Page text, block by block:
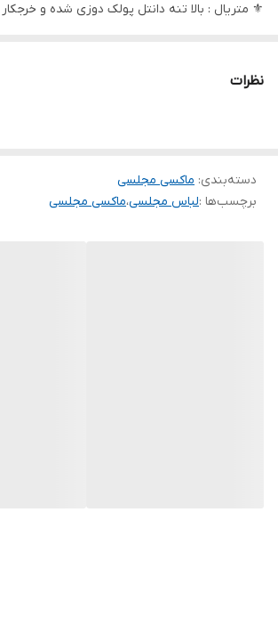
⚜ متریال : بالا تنه دانتل پولک دوزی شده و
نظرات
دسته‌بندی: ماکسی مجلسی
برچسب‌ها :لباس مجلسی،ماکسی مجلسی